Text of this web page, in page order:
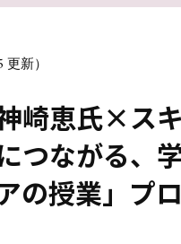
新）
崎恵氏×ス
つながる、
の授業」プ